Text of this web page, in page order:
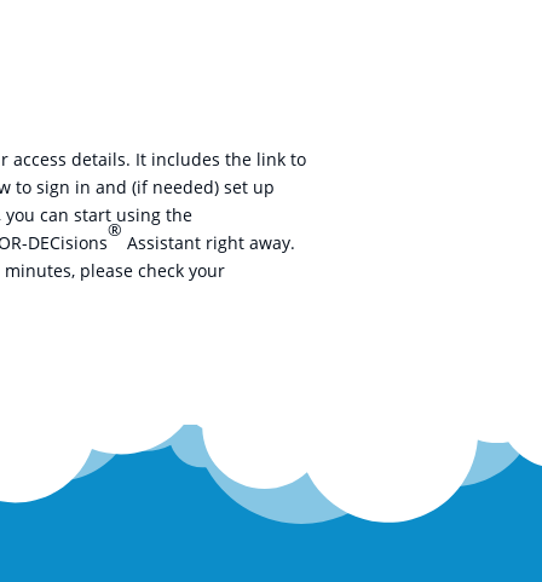
access details. It includes the link to
to sign in and (if needed) set up
you can start using the
DECisions
®
Assistant right away.
please check your